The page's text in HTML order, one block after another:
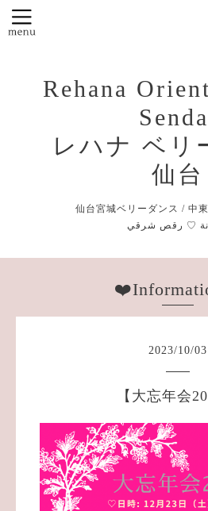
Rehana
レハナ ベリ
仙台
仙台宮城ベリーダンス / 中
2023/10/03
【大忘年会